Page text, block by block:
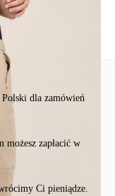
Polski dla zamówień
zapłacić w
Ci pieniądze.